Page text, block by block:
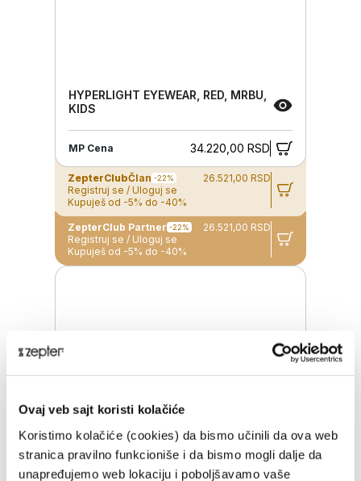
Ovaj veb sajt koristi kolačiće
Koristimo kolačiće (cookies) da bismo učinili da ova web
stranica pravilno funkcioniše i da bismo mogli dalje da
unapređujemo web lokaciju i poboljšavamo vaše
HYPERLIGHT EYEWEAR, RED, MRBU,
KIDS
MP Cena 34.220,00 RSD
ZepterClubČlan -22%
26.521,00 RSD
Registruj se / Uloguj se
Kupuješ od -5% do -40%
ZepterClub Partner -22%
26.521,00 RSD
Registruj se / Uloguj se
Kupuješ od -5% do -40%